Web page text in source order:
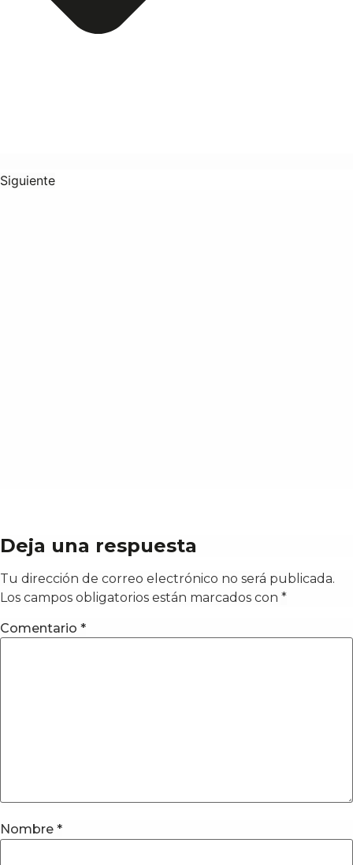
Siguiente
Deja una respuesta
Tu dirección de correo electrónico no será publicada.
Los campos obligatorios están marcados con *
Comentario *
Nombre *